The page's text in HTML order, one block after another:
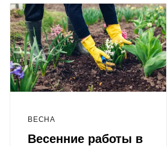
ВЕСНА
Весенние работы в